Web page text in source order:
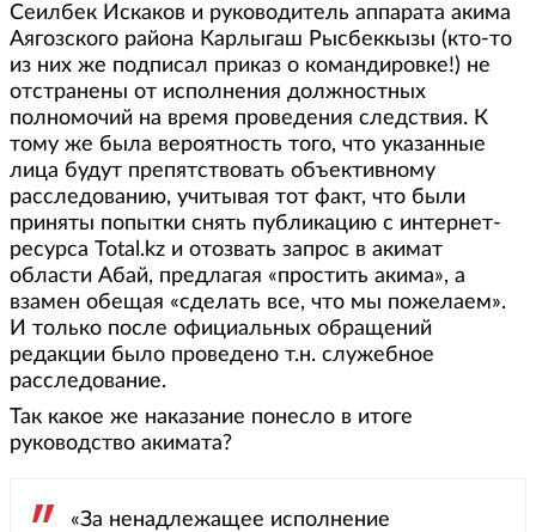
Сеилбек Искаков и руководитель аппарата акима
Аягозского района Карлыгаш Рысбеккызы (кто-то
из них же подписал приказ о командировке!) не
отстранены от исполнения должностных
полномочий на время проведения следствия. К
тому же была вероятность того, что указанные
лица будут препятствовать объективному
расследованию, учитывая тот факт, что были
приняты попытки снять публикацию с интернет-
ресурса Total.kz и отозвать запрос в акимат
области Абай, предлагая «простить акима», а
взамен обещая «сделать все, что мы пожелаем».
И только после официальных обращений
редакции было проведено т.н. служебное
расследование.
Так какое же наказание понесло в итоге
руководство акимата?
«За ненадлежащее исполнение